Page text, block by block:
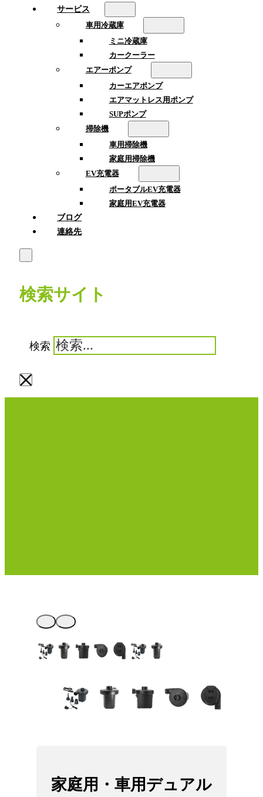
サービス
車用冷蔵庫
ミニ冷蔵庫
カークーラー
エアーポンプ
カーエアポンプ
エアマットレス用ポンプ
SUPポンプ
掃除機
車用掃除機
家庭用掃除機
EV充電器
ポータブルEV充電器
家庭用EV充電器
ブログ
連絡先
検索サイト
検索
×
家庭用・車用デュアル